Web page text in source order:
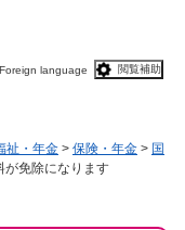
Foreign language 閲覧補助
祉・年金 > 保険・年金 > 国
が免除になります